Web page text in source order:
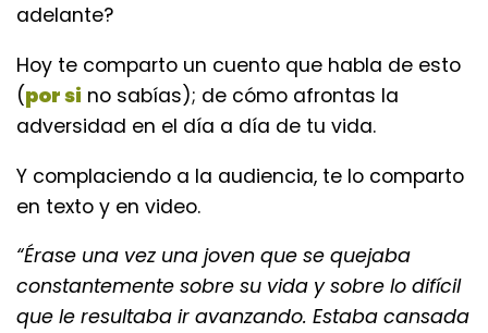
adelante?
Hoy te comparto un cuento que habla de esto
(por si no sabías); de cómo afrontas la
adversidad en el día a día de tu vida.
Y complaciendo a la audiencia, te lo comparto
en texto y en video.
“Érase una vez una joven que se quejaba
constantemente sobre su vida y sobre lo difícil
que le resultaba ir avanzando. Estaba cansada